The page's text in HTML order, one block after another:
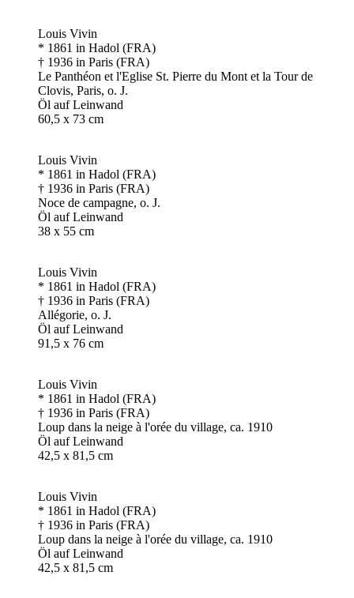
Louis Vivin
* 1861 in Hadol (FRA)
† 1936 in Paris (FRA)
Le Panthéon et l'Eglise St. Pierre du Mont et la Tour de
Clovis, Paris, o. J.
Öl auf Leinwand
60,5 x 73 cm
Louis Vivin
* 1861 in Hadol (FRA)
† 1936 in Paris (FRA)
Noce de campagne, o. J.
Öl auf Leinwand
38 x 55 cm
Louis Vivin
* 1861 in Hadol (FRA)
† 1936 in Paris (FRA)
Allégorie, o. J.
Öl auf Leinwand
91,5 x 76 cm
Louis Vivin
* 1861 in Hadol (FRA)
† 1936 in Paris (FRA)
Loup dans la neige à l'orée du village, ca. 1910
Öl auf Leinwand
42,5 x 81,5 cm
Louis Vivin
* 1861 in Hadol (FRA)
† 1936 in Paris (FRA)
Loup dans la neige à l'orée du village, ca. 1910
Öl auf Leinwand
42,5 x 81,5 cm